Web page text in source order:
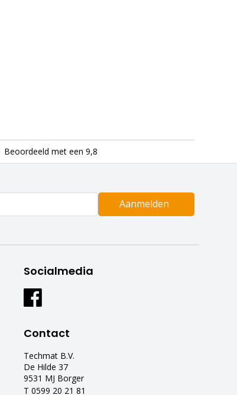
Beoordeeld met een 9,8
Aanmelden
Socialmedia
Contact
Techmat B.V.
De Hilde 37
9531 MJ Borger
T 0599 20 21 81